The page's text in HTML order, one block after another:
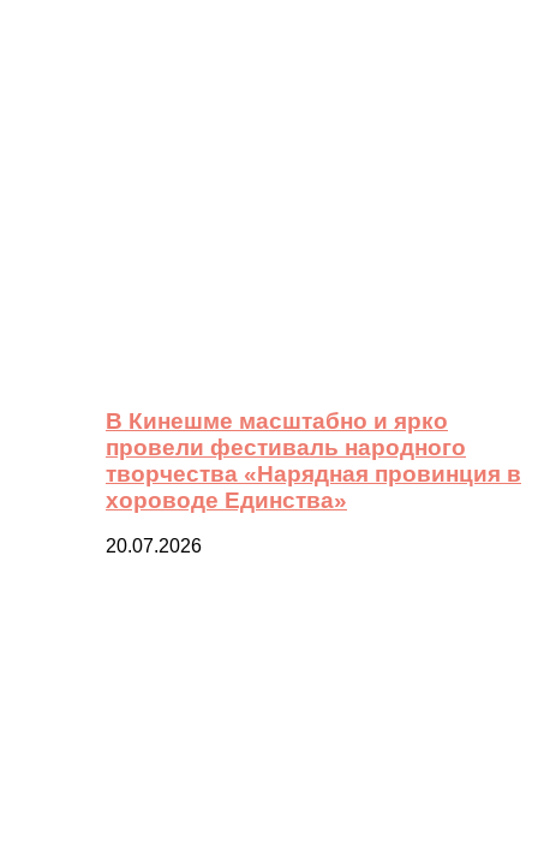
В Кинешме масштабно и ярко
провели фестиваль народного
творчества «Нарядная провинция в
хороводе Единства»
20.07.2026